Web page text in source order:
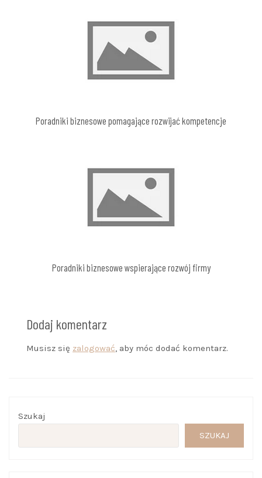
Poradniki biznesowe pomagające rozwijać kompetencje
Poradniki biznesowe wspierające rozwój firmy
Dodaj komentarz
Musisz się zalogować , aby móc dodać komentarz.
Szukaj
SZUKAJ